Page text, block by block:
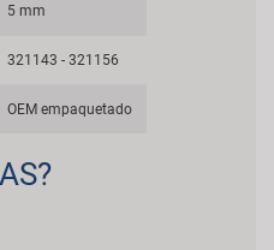
5 mm
321143 - 321156
OEM empaquetado